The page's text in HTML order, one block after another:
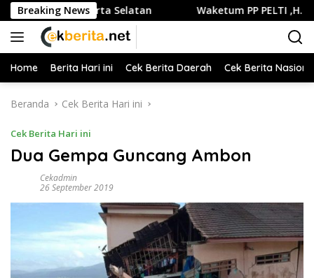
Langsung
ke
konten
Breaking NewsWaketum PP PELTI ,H. Anton Sukartono
Home Berita Hari ini Cek Berita Daerah Cek Berita
Beranda Cek Berita Hari ini
Cek Berita Hari ini
Dua Gempa Guncang Ambon
Cekadmin
26 September 2019